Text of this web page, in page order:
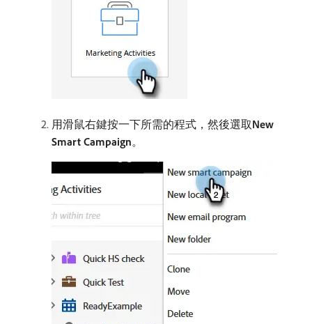
用滑鼠右鍵按一下所需的程式，然後選取​New
Smart Campaign。